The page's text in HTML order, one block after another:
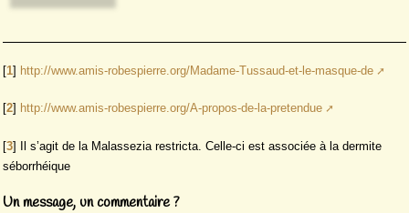
[1] http://www.amis-robespierre.org/Madame-Tussaud-et-le-masque-de
[2] http://www.amis-robespierre.org/A-propos-de-la-pretendue
[3] Il s’agit de la Malassezia restricta. Celle-ci est associée à la dermite
séborrhéique
Un message, un commentaire ?